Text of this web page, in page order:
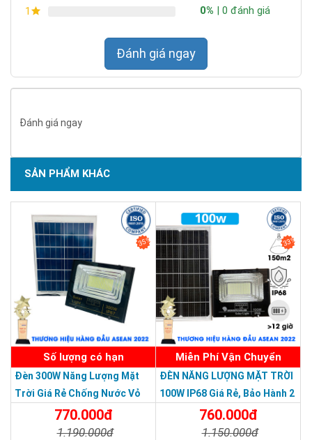
SẢN PHẨM CHẤT LƯỢNG - DỊCH VỤ TIN DÙNG LẦN VII - 2020
1
0% | 0 đánh giá
Đánh giá ngay
Đánh giá ngay
SẢN PHẨM KHÁC
35%
Số lượng có hạn
Đèn 300W Năng Lượng Mặt
Trời Giá Rẻ Chống Nước Vỏ
Nhôm Đúc770.000đ
1.190.000đ
33%
Miễn Phí Vận Chuyển
ĐÈN NĂNG LƯỢNG MẶT TRỜI
100W IP68 Giá Rẻ, Bảo Hành 2
760.000đ
1.150.000đ